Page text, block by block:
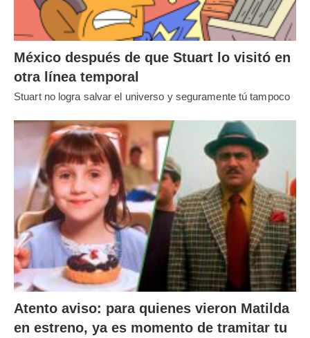
México después de que Stuart lo visitó en
otra línea temporal
Stuart no logra salvar el universo y seguramente tú tampoco
Atento aviso: para quienes vieron Matilda
en estreno, ya es momento de tramitar tu